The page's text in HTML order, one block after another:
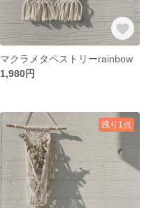
マクラメタペストリーrainbow
1,980円
残り1点